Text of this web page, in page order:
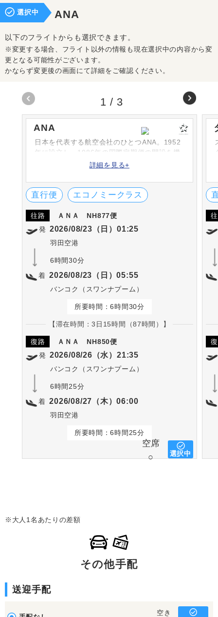
選択中 ANA
以下のフライトからも選択できます。
※変更する場合、フライト以外の情報も現在選択中の内容から変
更となる可能性がございます。
かならず変更後の画面にて詳細をご確認ください。
ANA
日本を代表する航空会社のひとつANA。1952
年に設立し、1986年の国際定期便の開設を機
に次々と路線を増やしています。シートや機
SKYTRAX社における「ワールド・エアライ
ン・スター・レーディング」の5-STARに何度
も選出されています。
詳細を見る+
直行便 エコノミークラス
往路 ＡＮＡ
NH877便
発 2026/08/23（日）01:25
羽田空港
6時間30分
着 2026/08/23（日）05:55
バンコク（スワンナプーム）
所要時間：6時間30分
【滞在時間：3日15時間（87時間）】
復路 ＡＮＡ
NH850便
発 2026/08/26（水）21:35
バンコク（スワンナプーム）
6時間25分
着 2026/08/27（木）06:00
羽田空港
所要時間：6時間25分
空席
○
選択中
1 / 3
※大人1名あたりの差額
その他手配
送迎手配
空き